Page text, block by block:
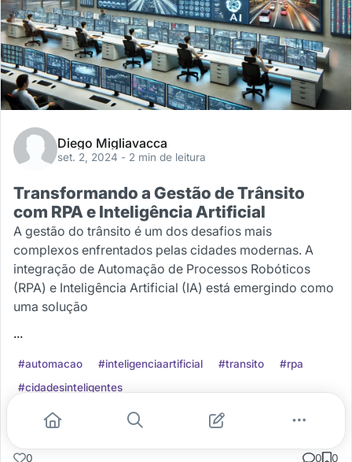
Diego Migliavacca
set. 2, 2024 - 2 min de leitura
Transformando a Gestão de Trânsito
com RPA e Inteligência Artificial
A gestão do trânsito é um dos desafios mais
complexos enfrentados pelas cidades modernas. A
integração de Automação de Processos Robóticos
(RPA) e Inteligência Artificial (IA) está emergindo como
uma solução
...
#automacao #inteligenciaartificial #transito
#rpa
#cidadesinteligentes
Leia mais
0 0 0